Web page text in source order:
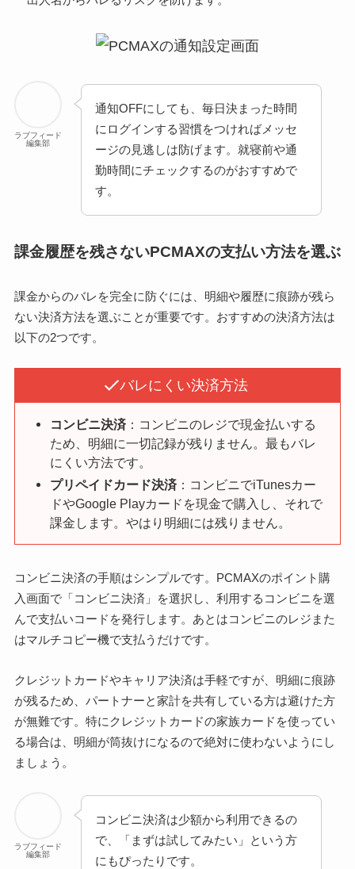
ラブフィード
編集部
通知OFFにしても、毎日決まった時間
にログインする習慣をつければメッセ
ージの見逃しは防げます。就寝前や通
勤時間にチェックするのがおすすめで
す。
課金履歴を残さないPCMAXの支払い方法を選ぶ
課金からのバレを完全に防ぐには、明細や履歴に痕跡が残ら
ない決済方法を選ぶことが重要です。おすすめの決済方法は
以下の2つです。
バレにくい決済方法
コンビニ決済 ：コンビニのレジで現金払いする
ため、明細に一切記録が残りません。最もバレ
にくい方法です。
プリペイドカード決済 ：コンビニでiTunesカー
ドやGoogle Playカードを現金で購入し、それで
課金します。やはり明細には残りません。
コンビニ決済の手順はシンプルです。PCMAXのポイント購
入画面で「コンビニ決済」を選択し、利用するコンビニを選
んで支払いコードを発行します。あとはコンビニのレジまた
はマルチコピー機で支払うだけです。
クレジットカードやキャリア決済は手軽ですが、明細に痕跡
が残るため、パートナーと家計を共有している方は避けた方
が無難です。特にクレジットカードの家族カードを使ってい
る場合は、明細が筒抜けになるので絶対に使わないようにし
ましょう。
ラブフィード
編集部
コンビニ決済は少額から利用できるの
で、「まずは試してみたい」という方
にもぴったりです。